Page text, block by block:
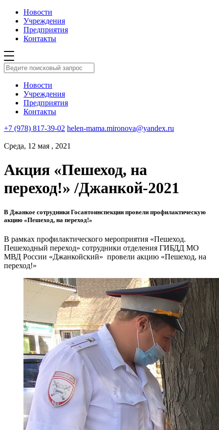
Новости
Учреждения
Предприятия
Контакты
Новости
Учреждения
Предприятия
Контакты
+7 (978) 817-39-02 helen-mama.mironova@yandex.ru
Среда, 12 мая , 2021
Акция «Пешеход, на
переход!» /Джанкой-2021
В Джанкое сотрудники Госавтоинспекции провели профилактическую
акцию «Пешеход, на переход!»
В рамках профилактического мероприятия «Пешеход.
Пешеходный переход» сотрудники отделения ГИБДД МО
МВД России «Джанкойский» провели акцию «Пешеход, на
переход!»